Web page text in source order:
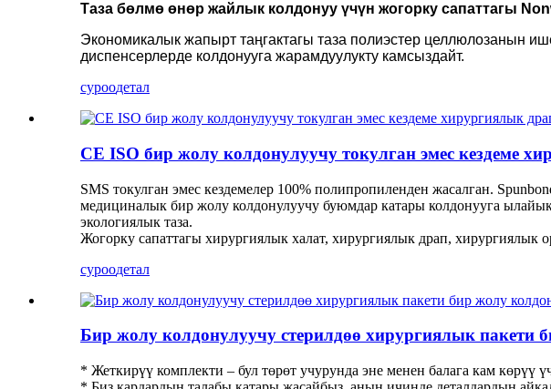
Таза бөлмө өнөр жайлык колдонуу үчүн жогорку сапаттагы
Экономикалык жапырт таңгактагы таза полиэстер целлюлозанын
диспенсерлерде колдонууга жарамдуулукту камсыздайт.
суроодетал
CE ISO бир жолу колдонулуучу токулган эмес кездеме
SMS токулган эмес кездемелер 100% полипропиленден жасалган.
медициналык бир жолу колдонулуучу буюмдар катары колдонууга
экологиялык таза.
Жогорку сапаттагы хирургиялык халат, хирургиялык драп, хирургиялык
суроодетал
Бир жолу колдонулуучу стерилдөө хирургиялык пакети
* Жеткирүү комплекти – бул төрөт учурунда эне менен балага кам көрүү